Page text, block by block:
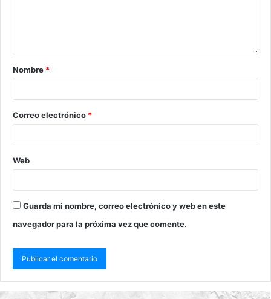
Nombre *
Correo electrónico *
Web
Guarda mi nombre, correo electrónico y web en este
navegador para la próxima vez que comente.